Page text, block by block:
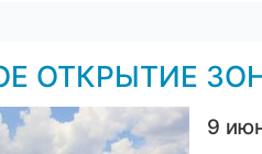
ОТКРЫТИЕ
9